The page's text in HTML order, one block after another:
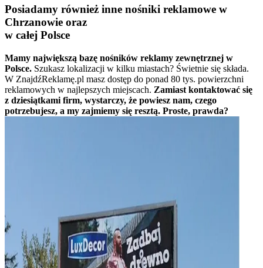
Posiadamy również inne nośniki reklamowe w
Chrzanowie oraz
w całej Polsce
Mamy największą bazę nośników reklamy zewnętrznej w
Polsce. Szukasz lokalizacji w kilku miastach? Świetnie się składa.
W ZnajdźReklamę.pl masz dostęp do ponad 80 tys. powierzchni
reklamowych w najlepszych miejscach. Zamiast kontaktować się
z dziesiątkami firm, wystarczy, że powiesz nam, czego
potrzebujesz, a my zajmiemy się resztą. Proste, prawda?